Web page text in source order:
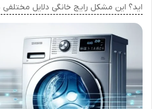
اید؟ این مشکل رایج خانگی دلایل مختلفی